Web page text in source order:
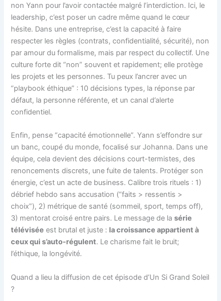
non Yann pour l’avoir contactée malgré l’interdiction. Ici, le
leadership, c’est poser un cadre même quand le cœur
hésite. Dans une entreprise, c’est la capacité à faire
respecter les règles (contrats, confidentialité, sécurité), non
par amour du formalisme, mais par respect du collectif. Une
culture forte dit “non” souvent et rapidement; elle protège
les projets et les personnes. Tu peux l’ancrer avec un
“playbook éthique” : 10 décisions types, la réponse par
défaut, la personne référente, et un canal d’alerte
confidentiel.
Enfin, pense “capacité émotionnelle”. Yann s’effondre sur
un banc, coupé du monde, focalisé sur Johanna. Dans une
équipe, cela devient des décisions court-termistes, des
renoncements discrets, une fuite de talents. Protéger son
énergie, c’est un acte de business. Calibre trois rituels : 1)
débrief hebdo sans accusation (“faits > ressentis >
choix”), 2) métrique de santé (sommeil, sport, temps off),
3) mentorat croisé entre pairs. Le message de lasérie
télévisée est brutal et juste : la croissance appartient à
ceux qui s’auto-régulent. Le charisme fait le bruit;
l’éthique, la longévité.
Quand a lieu la diffusion de cet épisode d’Un Si Grand Soleil
?